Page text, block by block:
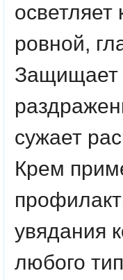
осветляет
ровной,
Защищает
сужает
Крем
увядания
любого